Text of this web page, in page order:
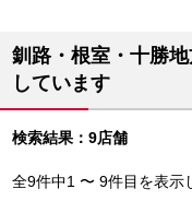
釧路・根室・十勝
しています
検索結果：9店舗
全9件中1 〜 9件目を表示